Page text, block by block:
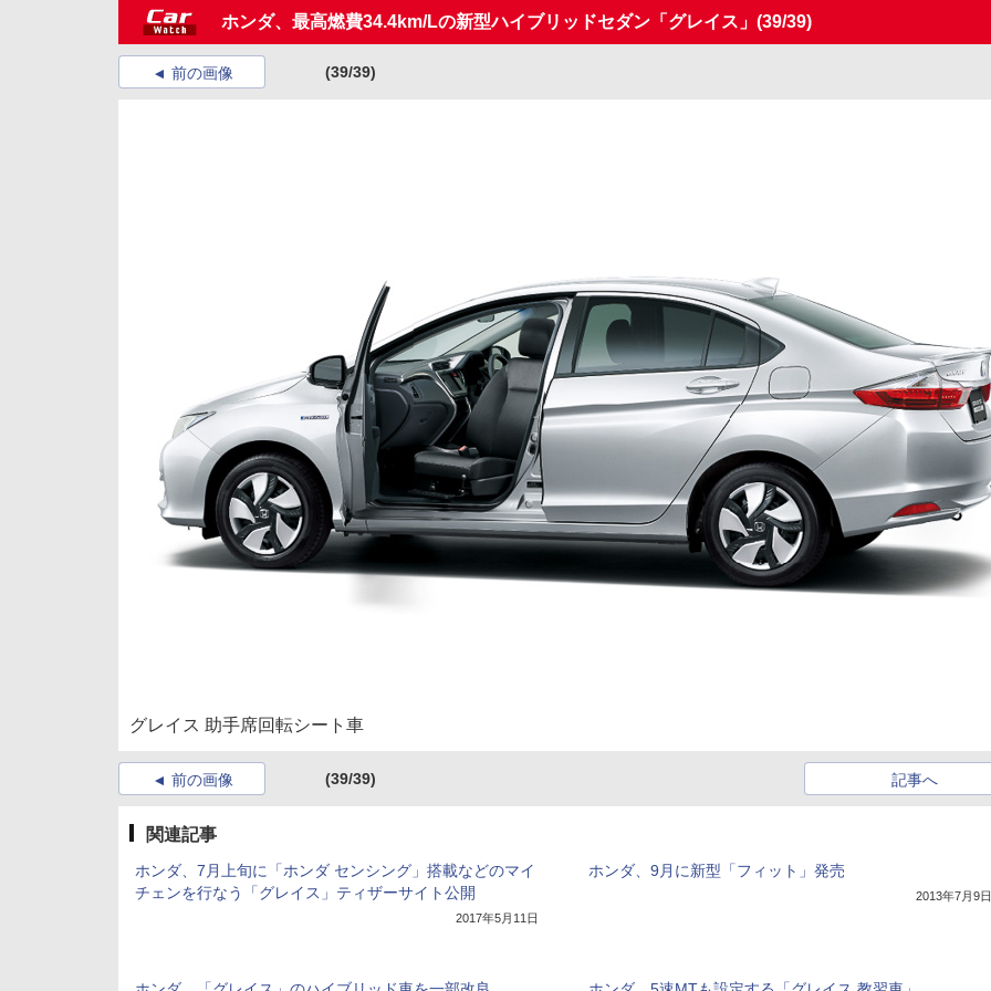
ホンダ、最高燃費34.4km/Lの新型ハイブリッドセダン「グレイス」 (39/39)
前の画像 (39/39)
グレイス 助手席回転シート車
前の画像 (39/39) 記事へ
関連記事
ホンダ、7月上旬に「ホンダ センシング」搭載などのマイ
チェンを行なう「グレイス」ティザーサイト公開
2017年5月11日
ホンダ、9月に新型「フィット」発売
2013年7月9日